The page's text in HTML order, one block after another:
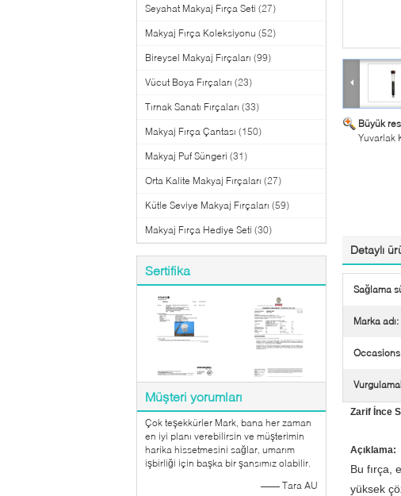
Seyahat Makyaj Fırça Seti (27)
Makyaj Fırça Koleksiyonu (52)
Bireysel Makyaj Fırçaları (99)
Vücut Boya Fırçaları (23)
Tırnak Sanatı Fırçaları (33)
Makyaj Fırça Çantası (150)
Makyaj Puf Süngeri (31)
Orta Kalite Makyaj Fırçaları (27)
Kütle Seviye Makyaj Fırçaları (59)
Makyaj Fırça Hediye Seti (30)
Sertifika
Müşteri yorumları
Çok teşekkürler Mark, bana her zaman
en iyi planı verebilirsin ve müşterimin
harika hissetmesini sağlar, umarım
işbirliği için başka bir şansımız olabilir.
—— Tara AU
Büyük
Yuvarlak
Detaylı
Sağlama
Marka adı:
Zarif İnce
Açıklama:
Bu fırça,
yüksek